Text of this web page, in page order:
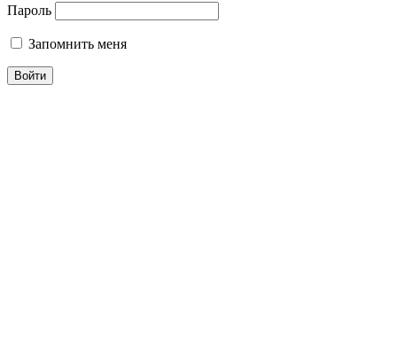
Пароль
Запомнить меня